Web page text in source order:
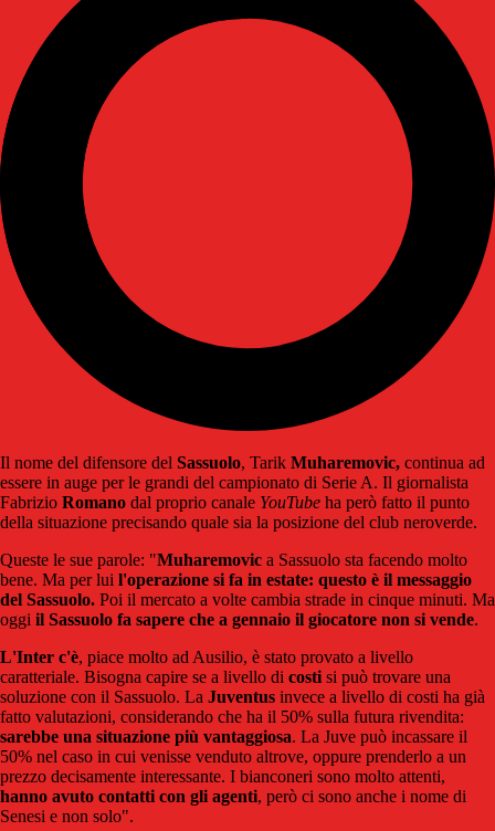
Il nome del difensore del Sassuolo, Tarik Muharemovic, continua ad
essere in auge per le grandi del campionato di Serie A. Il giornalista
Fabrizio Romano dal proprio canale YouTube ha però fatto il punto
della situazione precisando quale sia la posizione del club neroverde.
Queste le sue parole: "Muharemovic a Sassuolo sta facendo molto
bene. Ma per lui l'operazione si fa in estate: questo è il messaggio
del Sassuolo. Poi il mercato a volte cambia strade in cinque minuti. Ma
oggi il Sassuolo fa sapere che a gennaio il giocatore non si vende.
L'Inter c'è, piace molto ad Ausilio, è stato provato a livello
caratteriale. Bisogna capire se a livello di costi si può trovare una
soluzione con il Sassuolo. La Juventus invece a livello di costi ha già
fatto valutazioni, considerando che ha il 50% sulla futura rivendita:
sarebbe una situazione più vantaggiosa. La Juve può incassare il
50% nel caso in cui venisse venduto altrove, oppure prenderlo a un
prezzo decisamente interessante. I bianconeri sono molto attenti,
hanno avuto contatti con gli agenti, però ci sono anche i nome di
Senesi e non solo".